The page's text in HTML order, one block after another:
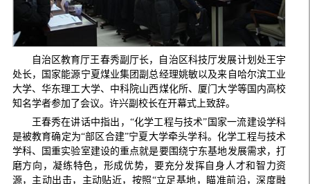
自治区教育厅王春秀副厅长，自治区科技厅发展计划处王宇
处长，国家能源宁夏煤业集团副总经理姚敏以及来自哈尔滨工业
大学、华东理工大学、中科院山西煤化所、厦门大学等国内高校
知名学者参加了会议。许兴副校长在开幕式上致辞。
王春秀在讲话中指出，“化学工程与技术”国家一流建设学科
是被教育确定为“部区合建”宁夏大学牵头学科。化学工程与技术
学科、国重实验室建设的重点就是要围绕宁东基地发展需求，打
磨方向，凝练特色，形成优势，要充分发挥自身人才和智力资
源，主动出击，主动贴近，按照“立足基地，瞄准前沿，深度融